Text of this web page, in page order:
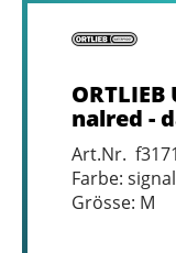
nalred -
Art.Nr. f3171
Farbe:
Grösse: M